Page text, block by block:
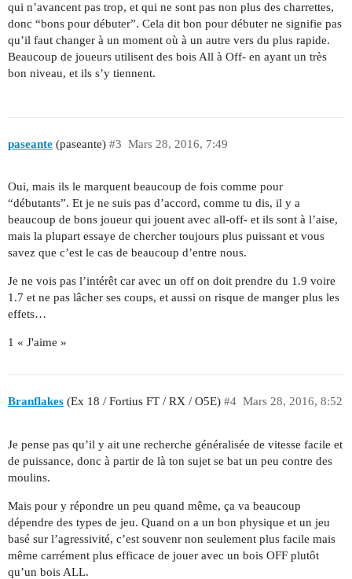
qui n’avancent pas trop, et qui ne sont pas non plus des charrettes,
donc “bons pour débuter”. Cela dit bon pour débuter ne signifie pas
qu’il faut changer à un moment où à un autre vers du plus rapide.
Beaucoup de joueurs utilisent des bois All à Off- en ayant un très
bon niveau, et ils s’y tiennent.
paseante (paseante) Mars 28, 2016, 7:49
#3
Oui, mais ils le marquent beaucoup de fois comme pour
“débutants”. Et je ne suis pas d’accord, comme tu dis, il y a
beaucoup de bons joueur qui jouent avec all-off- et ils sont à l’aise,
mais la plupart essaye de chercher toujours plus puissant et vous
savez que c’est le cas de beaucoup d’entre nous.
Je ne vois pas l’intérêt car avec un off on doit prendre du 1.9 voire
1.7 et ne pas lâcher ses coups, et aussi on risque de manger plus les
effets…
1 « J'aime »
Branflakes (Ex 18 / Fortius FT / RX / O5E) Mars 28, 2016, 8:52
#4
Je pense pas qu’il y ait une recherche généralisée de vitesse facile et
de puissance, donc à partir de là ton sujet se bat un peu contre des
moulins.
Mais pour y répondre un peu quand même, ça va beaucoup
dépendre des types de jeu. Quand on a un bon physique et un jeu
basé sur l’agressivité, c’est souvenr non seulement plus facile mais
même carrément plus efficace de jouer avec un bois OFF plutôt
qu’un bois ALL.